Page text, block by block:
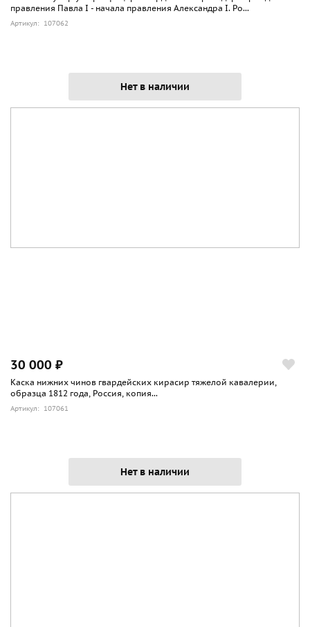
правления Павла I - начала правления Александра I. Ро...
Артикул: 107062
Нет в наличии
30 000 ₽
Каска нижних чинов гвардейских кирасир тяжелой кавалерии,
образца 1812 года, Россия, копия...
Артикул: 107061
Нет в наличии